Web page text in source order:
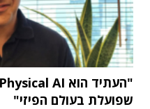
שפועלת בעולם הפיזי"